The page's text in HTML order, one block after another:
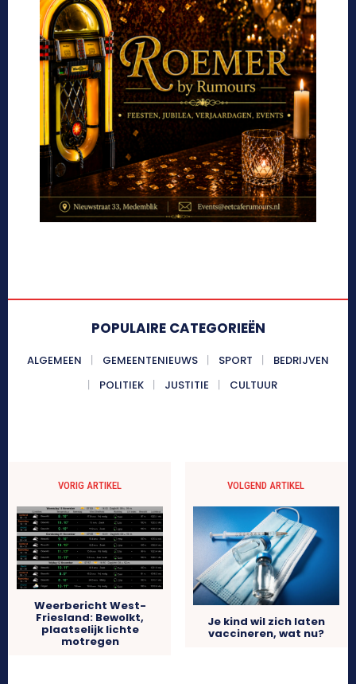
POPULAIRE CATEGORIEËN
ALGEMEEN GEMEENTENIEUWS SPORT
BEDRIJVEN
POLITIEK
JUSTITIE CULTUUR
VORIG ARTIKEL
Weerbericht West-
Friesland: Bewolkt,
plaatselijk lichte
motregen
VOLGEND ARTIKEL
Je kind wil zich laten
vaccineren, wat nu?